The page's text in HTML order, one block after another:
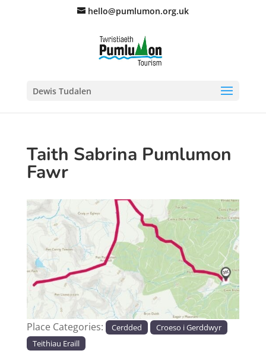
hello@pumlumon.org.uk
Dewis Tudalen
Taith Sabrina Pumlumon
Fawr
Previous Next
Place Categories: Cerdded
Croeso i Gerddwyr
Teithiau Eraill